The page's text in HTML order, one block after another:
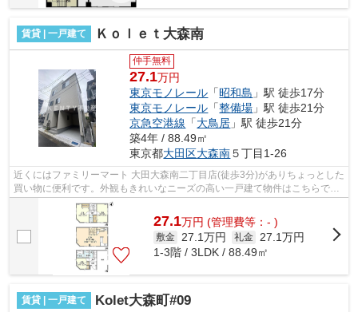
賃貸 | 一戸建て Ｋｏｌｅｔ大森南
仲手無料
27.1万円
東京モノレール 「昭和島 」駅 徒歩17分
東京モノレール 「整備場 」駅 徒歩21分
京急空港線 「大鳥居 」駅 徒歩21分
築4年 / 88.49㎡
東京都大田区大森南５丁目1-26
近くにはファミリーマート 大田大森南二丁目店(徒歩3分)がありちょっとした
買い物に便利です。外観もきれいなニーズの高い一戸建て物件はこちらで
す。バス停まで徒歩3分以内なので楽に...
27.1万円 (管理費等：- )
敷金 27.1万円 礼金
27.1万円
1-3階 / 3LDK / 88.49㎡
賃貸 | 一戸建て Kolet大森町#09